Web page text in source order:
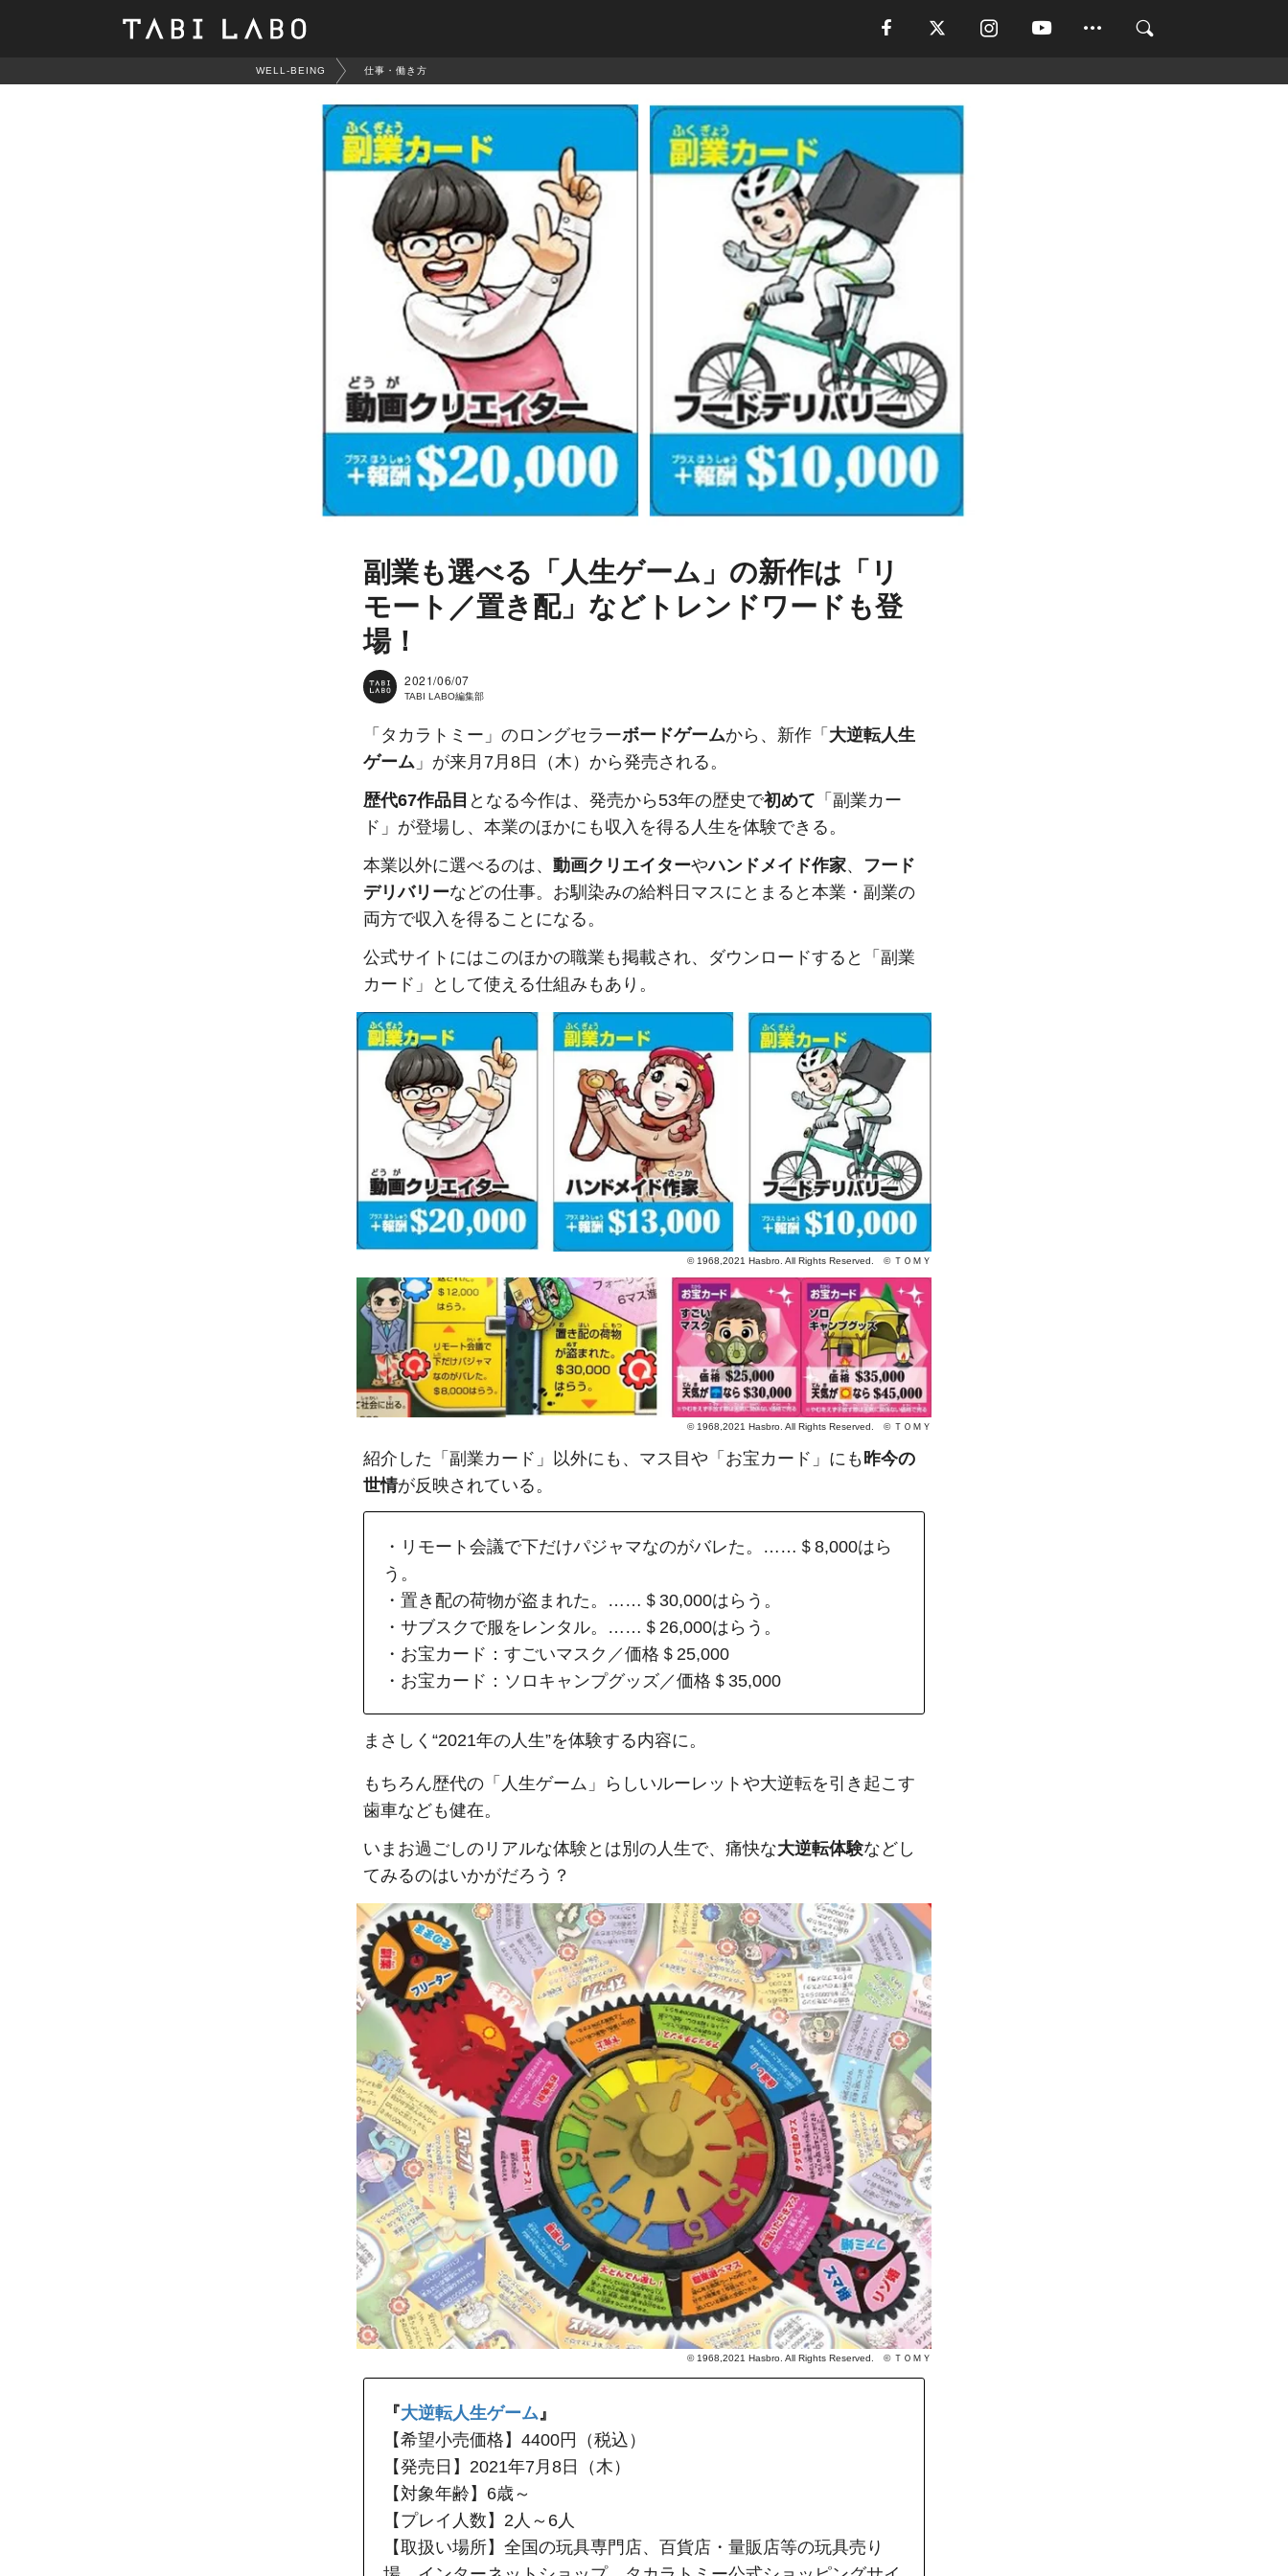
WELL-BEING 仕事・働き方
副業も選べる「人生ゲーム」の新作は「リ
モート／置き配」などトレンドワードも登
場！
2021/06/07
TABI LABO編集部
「タカラトミー」のロングセラーボードゲームから、新作「 大逆転人生
ゲーム 」が来月7月8日（木）から発売される。
歴代67作品目 となる今作は、発売から53年の歴史で初めて 「副業カー
ド」が登場し、本業のほかにも収入を得る人生を体験できる。
本業以外に選べるのは、 動画クリエイターやハンドメイド作家、 フード
デリバリーなどの仕事。お馴染みの給料日マスにとまると本業・副業の
両方で収入を得ることになる。
公式サイトにはこのほかの職業も掲載され、ダウンロードすると「副業
カード」として使える仕組みもあり。
© 1968,2021 Hasbro. All Rights Reserved. © ＴＯＭＹ
© 1968,2021 Hasbro. All Rights Reserved. © ＴＯＭＹ
紹介した「副業カード」以外にも、マス目や「お宝カード」にも 昨今の
世情が反映されている。
・リモート会議で下だけパジャマなのがバレた。……＄8,000はら
う。
・置き配の荷物が盗まれた。……＄30,000はらう。
・サブスクで服をレンタル。……＄26,000はらう。
・お宝カード：すごいマスク／価格＄25,000
・お宝カード：ソロキャンプグッズ／価格＄35,000
まさしく“2021年の人生”を体験する内容に。
もちろん歴代の「人生ゲーム」らしいルーレットや大逆転を引き起こす
歯車なども健在。
いまお過ごしのリアルな体験とは別の人生で、痛快な大逆転体験などし
てみるのはいかがだろう？
© 1968,2021 Hasbro. All Rights Reserved. © ＴＯＭＹ
『大逆転人生ゲーム』
【希望小売価格】4400円（税込）
【発売日】2021年7月8日（木）
【対象年齢】6歳～
【プレイ人数】2人～6人
【取扱い場所】全国の玩具専門店、百貨店・量販店等の玩具売り